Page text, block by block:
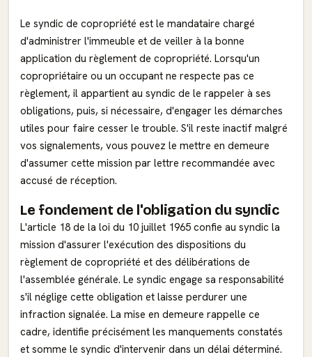
Le syndic de copropriété est le mandataire chargé
d'administrer l'immeuble et de veiller à la bonne
application du règlement de copropriété. Lorsqu'un
copropriétaire ou un occupant ne respecte pas ce
règlement, il appartient au syndic de le rappeler à ses
obligations, puis, si nécessaire, d'engager les démarches
utiles pour faire cesser le trouble. S'il reste inactif malgré
vos signalements, vous pouvez le mettre en demeure
d'assumer cette mission par lettre recommandée avec
accusé de réception.
Le fondement de l'obligation du syndic
L'article 18 de la loi du 10 juillet 1965 confie au syndic la
mission d'assurer l'exécution des dispositions du
règlement de copropriété et des délibérations de
l'assemblée générale. Le syndic engage sa responsabilité
s'il néglige cette obligation et laisse perdurer une
infraction signalée. La mise en demeure rappelle ce
cadre, identifie précisément les manquements constatés
et somme le syndic d'intervenir dans un délai déterminé.